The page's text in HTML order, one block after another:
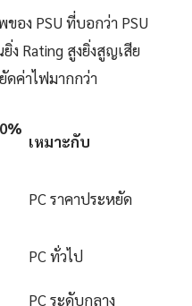
อง PSU ที่บอกว่า PSU
Rating สูงยิ่งสูญเสีย
ดค่าไฟมากกว่า
เหมาะกับ
PC ราคาประหยัด
PC ทั่วไป
PC ระดับกลาง